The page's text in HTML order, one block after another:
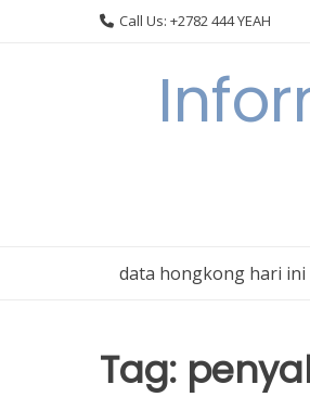
Call Us: +2782 444 YEAH
data hongkong hari ini
Tag: